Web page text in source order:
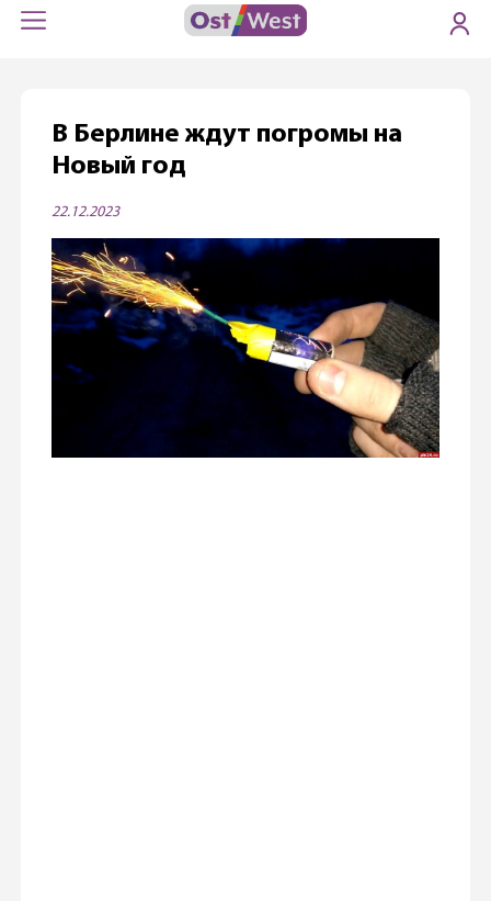
В Берлине ждут погромы на
Новый год
22.12.2023